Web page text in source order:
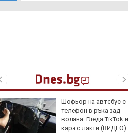
Шофьор на автобус с
телефон в ръка зад
волана: Гледа TikTok и
кара с лакти (ВИДЕО)